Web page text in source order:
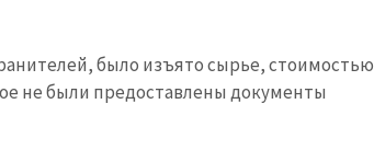
было изъято сырье, стоимостью
не были предоставлены документы